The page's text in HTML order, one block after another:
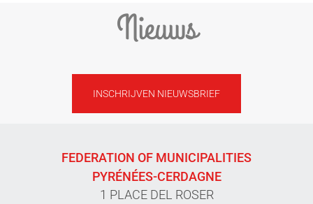
Nieuws
INSCHRIJVEN NIEUWSBRIEF
FEDERATION OF MUNICIPALITIES
PYRÉNÉES-CERDAGNE
1 PLACE DEL ROSER